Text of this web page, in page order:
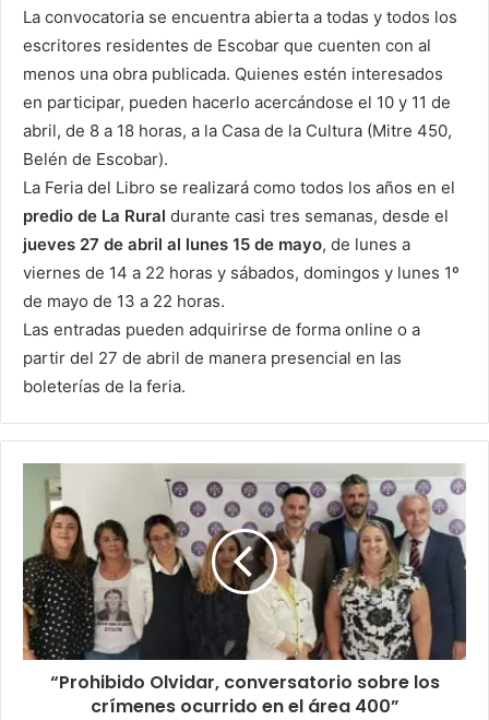
La convocatoria se encuentra abierta a todas y todos los
escritores residentes de Escobar que cuenten con al
menos una obra publicada. Quienes estén interesados
en participar, pueden hacerlo acercándose el 10 y 11 de
abril, de 8 a 18 horas, a la Casa de la Cultura (Mitre 450,
Belén de Escobar).
La Feria del Libro se realizará como todos los años en el
predio de La Rural durante casi tres semanas, desde el
jueves 27 de abril al lunes 15 de mayo, de lunes a
viernes de 14 a 22 horas y sábados, domingos y lunes 1º
de mayo de 13 a 22 horas.
Las entradas pueden adquirirse de forma online o a
partir del 27 de abril de manera presencial en las
boleterías de la feria.
“Prohibido Olvidar, conversatorio sobre los
crímenes ocurrido en el área 400”